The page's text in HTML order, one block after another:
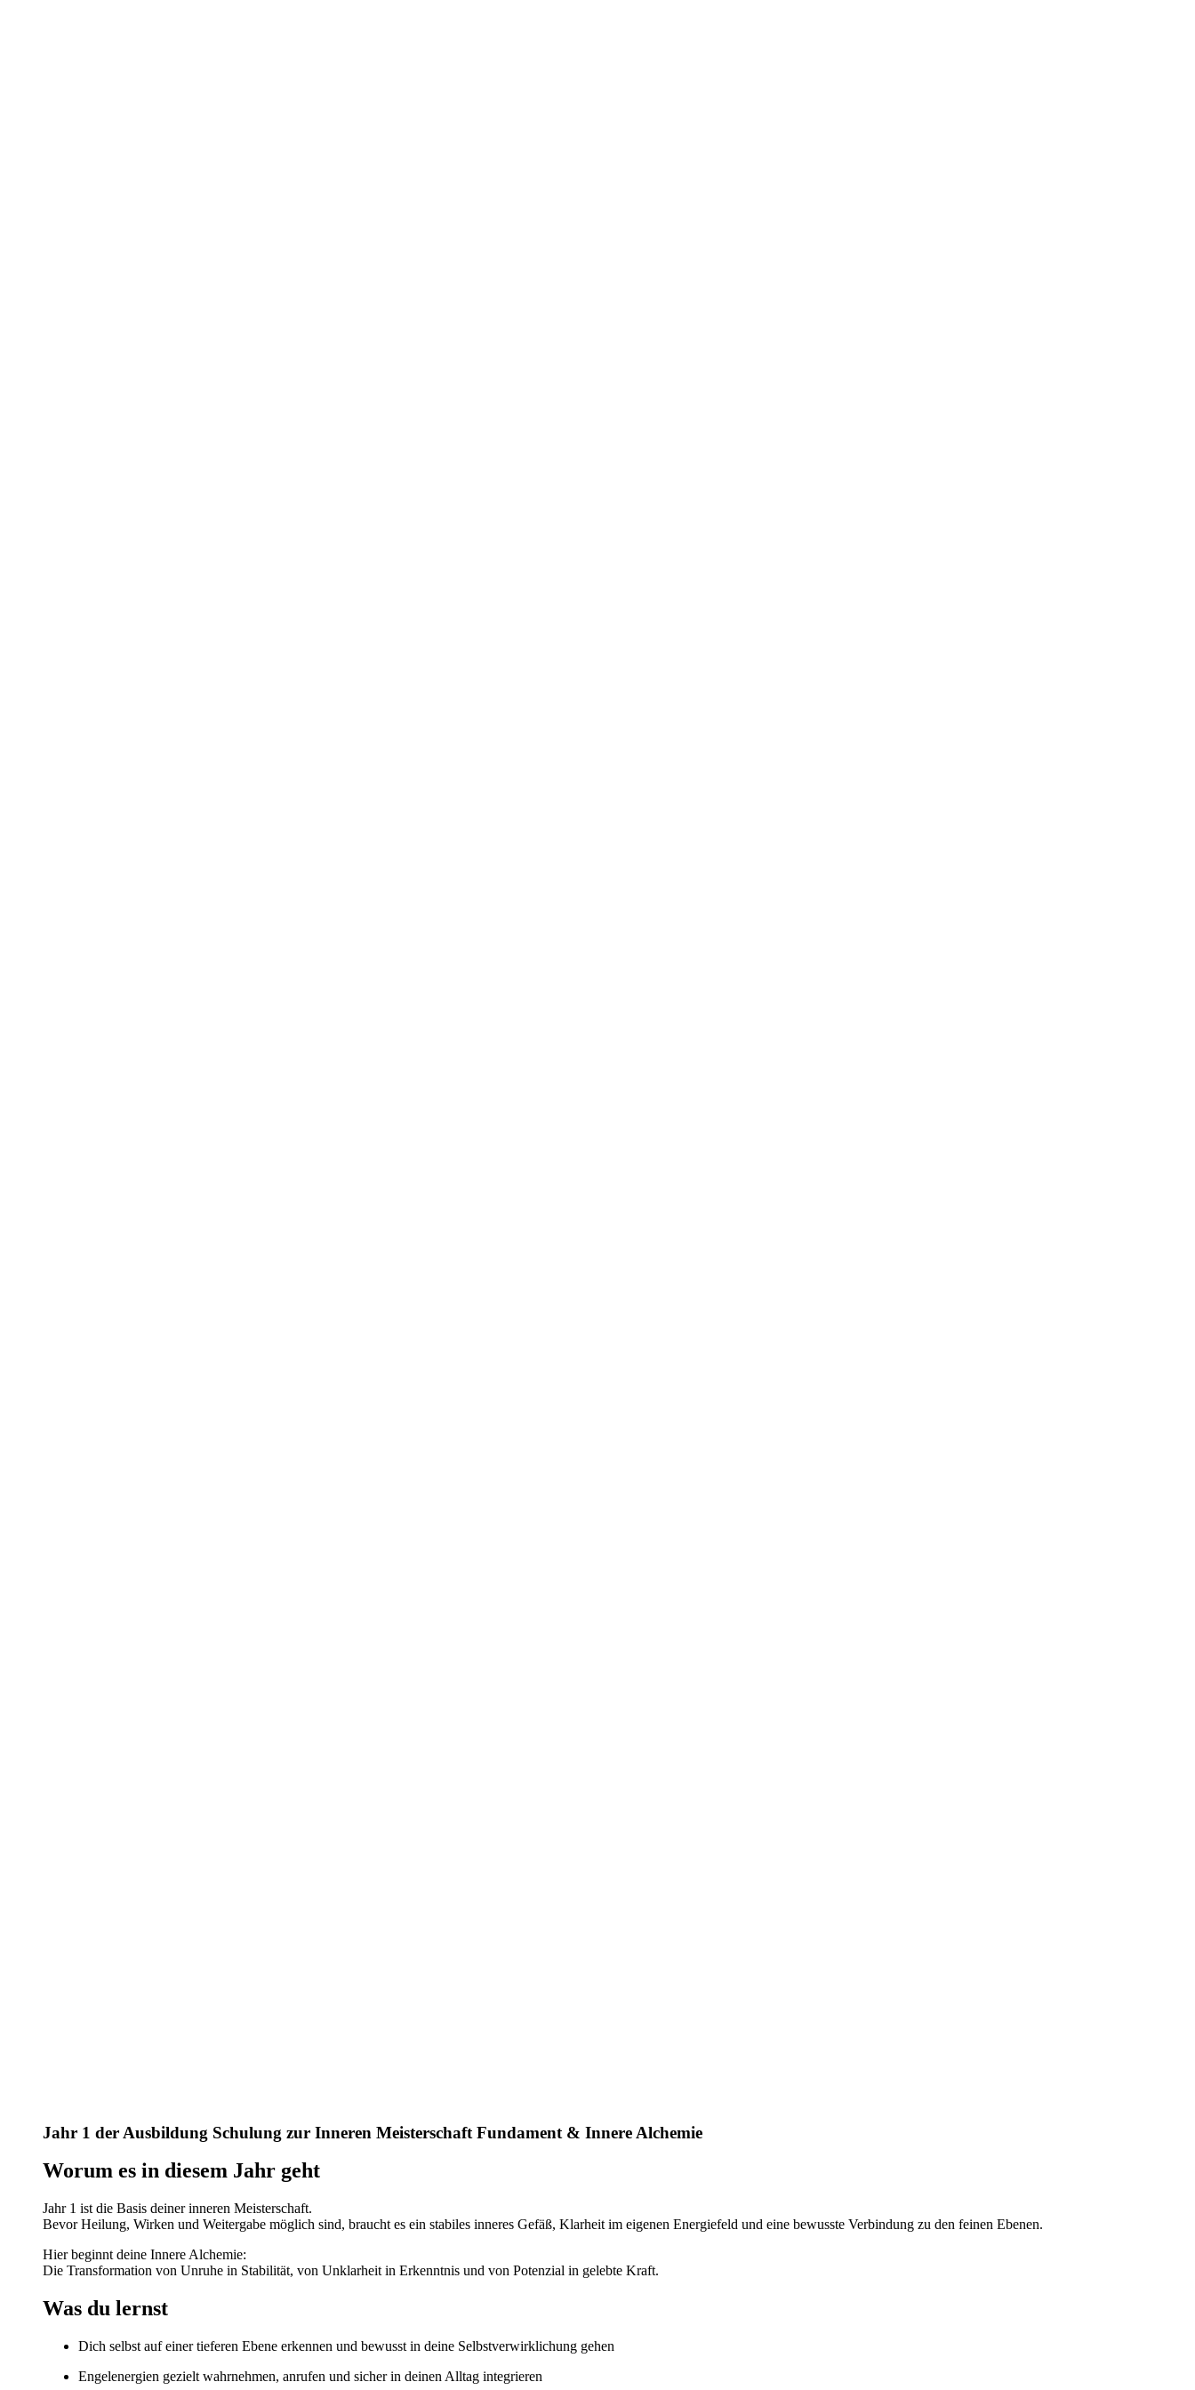
Jahr 1 der Ausbildung Schulung zur Inneren Meisterschaft Fundament & Innere Alchemie
Worum es in diesem Jahr geht
Jahr 1 ist die Basis deiner inneren Meisterschaft.
Bevor Heilung, Wirken und Weitergabe möglich sind, braucht es ein stabiles inneres Gefäß, Klarheit im eigenen Energiefeld und eine bewusste Verbindung zu den feinen Ebenen.
Hier beginnt deine Innere Alchemie:
Die Transformation von Unruhe in Stabilität, von Unklarheit in Erkenntnis und von Potenzial in gelebte Kraft.
Was du lernst
Dich selbst auf einer tieferen Ebene erkennen und bewusst in deine Selbstverwirklichung gehen
Engelenergien gezielt wahrnehmen, anrufen und sicher in deinen Alltag integrieren